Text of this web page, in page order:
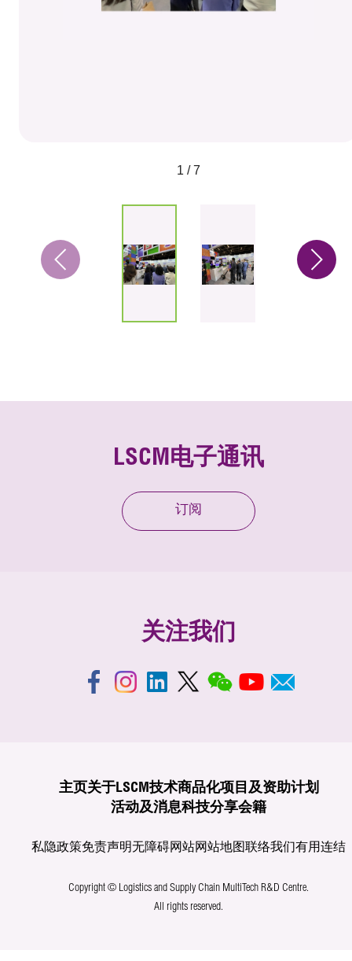
1 / 7
LSCM电子通讯
订阅
关注我们
主页关于LSCM技术商品化项目及资助计划
活动及消息科技分享会籍
私隐政策免责声明无障碍网站网站地图联络我们有用连结
Copyright © Logistics and Supply Chain MultiTech R&D Centre.
All rights reserved.